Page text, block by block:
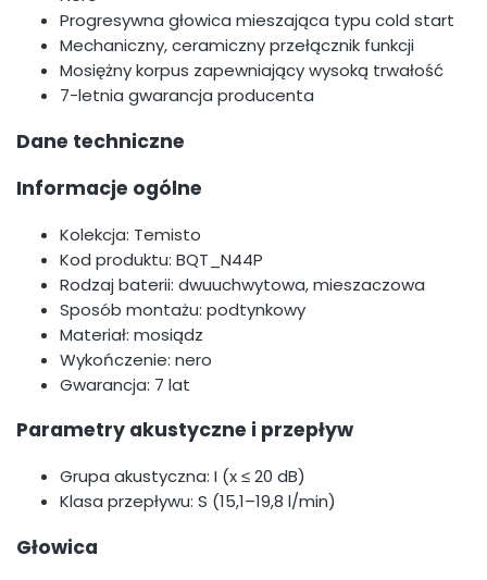
Progresywna głowica mieszająca typu cold start
Mechaniczny, ceramiczny przełącznik funkcji
Mosiężny korpus zapewniający wysoką trwałość
7-letnia gwarancja producenta
Dane techniczne
Informacje ogólne
Kolekcja: Temisto
Kod produktu: BQT_N44P
Rodzaj baterii: dwuuchwytowa, mieszaczowa
Sposób montażu: podtynkowy
Materiał: mosiądz
Wykończenie: nero
Gwarancja: 7 lat
Parametry akustyczne i przepływ
Grupa akustyczna: I (x ≤ 20 dB)
Klasa przepływu: S (15,1–19,8 l/min)
Głowica